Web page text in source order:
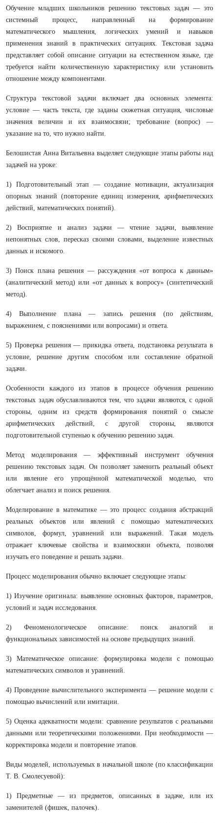
Обучение младших школьников решению текстовых задач — это
системный процесс, направленный на формирование
математического мышления, логических умений и навыков
применения знаний в практических ситуациях. Текстовая задача
представляет собой описание ситуации на естественном языке, где
требуется найти количественную характеристику или установить
отношение между компонентами.
Структура текстовой задачи включает два основных элемента:
условие — часть текста, где заданы сюжетная ситуация, числовые
значения величин и их взаимосвязи; требование (вопрос) —
указание на то, что нужно найти.
Белошистая Анна Витальевна выделяет следующие этапы работы над
задачей на уроке:
1) Подготовительный этап — создание мотивации, актуализация
опорных знаний (повторение единиц измерения, арифметических
действий, математических понятий).
2) Восприятие и анализ задачи — чтение задачи, выявление
непонятных слов, пересказ своими словами, выделение известных
данных и искомого.
3) Поиск плана решения — рассуждения «от вопроса к данным»
(аналитический метод) или «от данных к вопросу» (синтетический
метод).
4) Выполнение плана — запись решения (по действиям,
выражением, с пояснениями или вопросами) и ответа.
5) Проверка решения — прикидка ответа, подстановка результата в
условие, решение другим способом или составление обратной
задачи.
Особенности каждого из этапов в процессе обучения решению
текстовых задач обуславливаются тем, что задачи являются, с одной
стороны, одним из средств формирования понятий о смысле
арифметических действий, с другой стороны, являются
подготовительной ступенью к обучению решению задач.
Метод моделирования — эффективный инструмент обучения
решению текстовых задач. Он позволяет заменить реальный объект
или явление его упрощённой математической моделью, что
облегчает анализ и поиск решения.
Моделирование в математике — это процесс создания абстракций
реальных объектов или явлений с помощью математических
символов, формул, уравнений или выражений. Такая модель
отражает ключевые свойства и взаимосвязи объекта, позволяя
изучать его поведение и решать задачи.
Процесс моделирования обычно включает следующие этапы:
1) Изучение оригинала: выявление основных факторов, параметров,
условий и задач исследования.
2) Феноменологическое описание: поиск аналогий и
функциональных зависимостей на основе предыдущих знаний.
3) Математическое описание: формулировка модели с помощью
математических символов и уравнений.
4) Проведение вычислительного эксперимента — решение модели с
помощью вычислений или имитации.
5) Оценка адекватности модели: сравнение результатов с реальными
данными или теоретическими положениями. При необходимости —
корректировка модели и повторение этапов.
Виды моделей, используемых в начальной школе (по классификации
Т. В. Смолесуевой):
1) Предметные — из предметов, описанных в задаче, или их
заменителей (фишек, палочек).